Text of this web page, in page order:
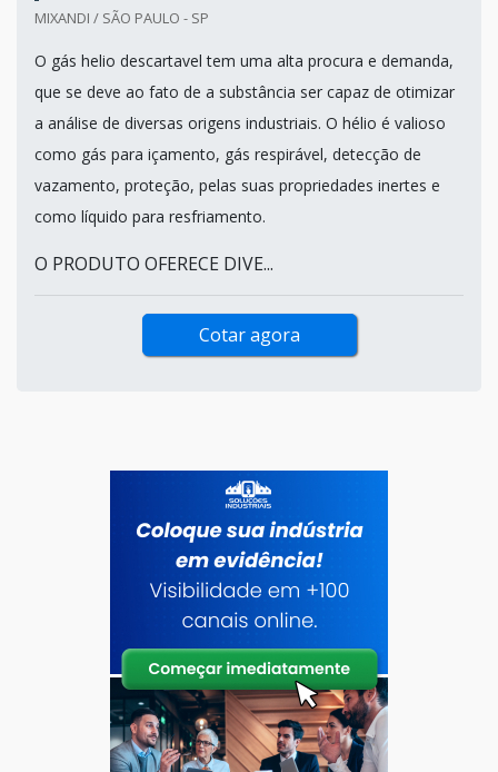
MIXANDI / SÃO PAULO - SP
O gás helio descartavel tem uma alta procura e demanda,
que se deve ao fato de a substância ser capaz de otimizar
a análise de diversas origens industriais. O hélio é valioso
como gás para içamento, gás respirável, detecção de
vazamento, proteção, pelas suas propriedades inertes e
como líquido para resfriamento.
O PRODUTO OFERECE DIVE...
Cotar agora